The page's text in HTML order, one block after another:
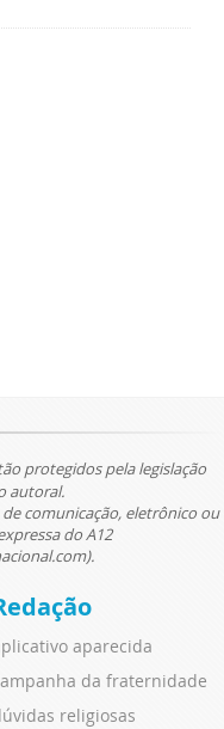
protegidos pela legislação
autoral.
comunicação, eletrônico ou
do A12
aparecida
da fraternidade
religiosas